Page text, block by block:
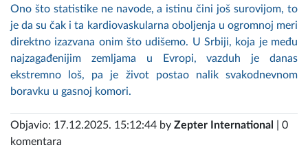
Ono što statistike ne navode, a istinu čini još surovijom, to
je da su čak i ta kardiovaskularna oboljenja u ogromnoj meri
direktno izazvana onim što udišemo. U Srbiji, koja je među
najzagađenijim zemljama u Evropi, vazduh je danas
ekstremno loš, pa je život postao nalik svakodnevnom
boravku u gasnoj komori.
Objavio: 17.12.2025. 15:12:44 by Zepter International | 0
komentara